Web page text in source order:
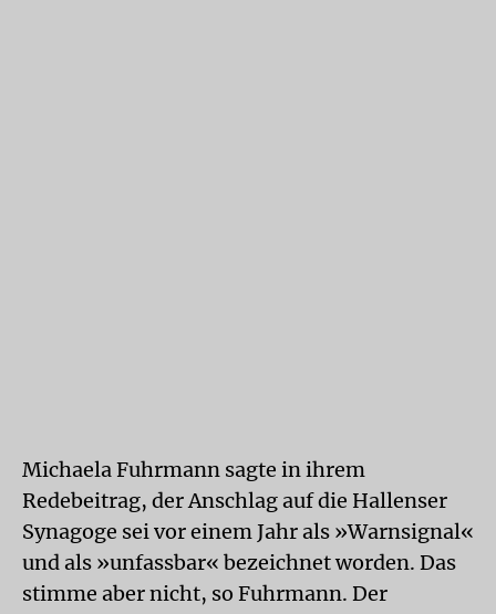
Michaela Fuhrmann sagte in ihrem
Redebeitrag, der Anschlag auf die Hallenser
Synagoge sei vor einem Jahr als »Warnsignal«
und als »unfassbar« bezeichnet worden. Das
stimme aber nicht, so Fuhrmann. Der